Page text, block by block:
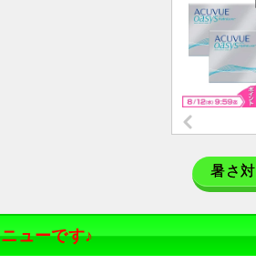
暑さ
ューです♪